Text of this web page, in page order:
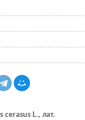
cerasus L., лат.